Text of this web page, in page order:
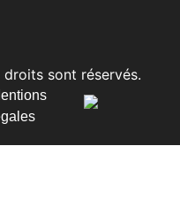
sont réservés.